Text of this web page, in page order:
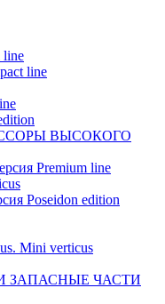
line
line
ВЫСОКОГО
Premium line
Poseidon edition
Mini verticus
ЗАПАСНЫЕ ЧАСТИ